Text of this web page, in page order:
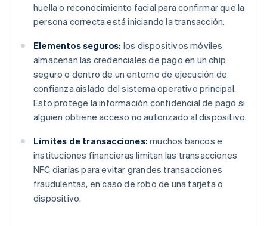
huella o reconocimiento facial para confirmar que la
persona correcta está iniciando la transacción.
Elementos seguros: los dispositivos móviles
almacenan las credenciales de pago en un chip
seguro o dentro de un entorno de ejecución de
confianza aislado del sistema operativo principal.
Esto protege la información confidencial de pago si
alguien obtiene acceso no autorizado al dispositivo.
Límites de transacciones: muchos bancos e
instituciones financieras limitan las transacciones
NFC diarias para evitar grandes transacciones
fraudulentas, en caso de robo de una tarjeta o
dispositivo.